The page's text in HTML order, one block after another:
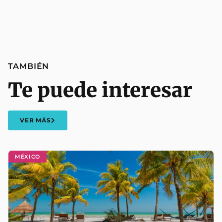
MÉXICO
TAMBIÉN
Te puede interesar
VER MÁS